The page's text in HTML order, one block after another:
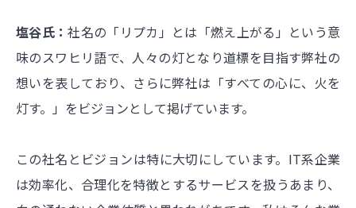
塩谷氏：社名の「リプカ」とは「燃え上がる」という意
味のスワヒリ語で、人々の灯となり道標を目指す弊社の
想いを表しており、さらに弊社は「すべての心に、火を
灯す。」をビジョンとして掲げています。
この社名とビジョンは特に大切にしています。IT系企業
は効率化、合理化を特徴とするサービスを扱うあまり、